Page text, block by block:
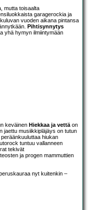
mutta toisaalta
garagerockia ja
vuoden aikana pintansa
Pihtisynnytys
yhä hymyn ilmiintymään
keväinen Hiekkaa ja vettäon
jaettu musiikkipläjäys on tutun
hiukan
tuntuu vallanneen
tekivät
ja progen mammuttien
nyt kuitenkin –